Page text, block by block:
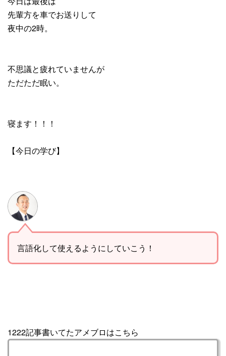
先輩方を車でお送りして
夜中の2時。
不思議と疲れていませんが
ただただ眠い。
寝ます！！！
【今日の学び】
言語化して使えるようにしていこう！
1222記事書いてたアメブロはこちら